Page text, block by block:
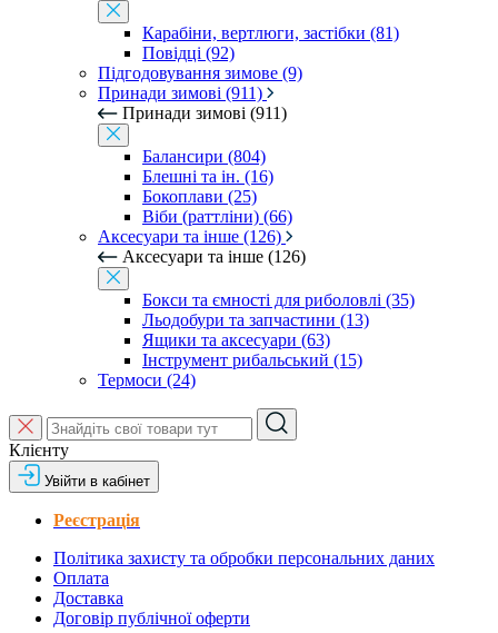
Карабіни, вертлюги, застібки (81)
Повідці (92)
Підгодовування зимове (9)
Принади зимові (911)
Принади зимові (911)
Балансири (804)
Блешні та ін. (16)
Бокоплави (25)
Віби (раттліни) (66)
Аксесуари та інше (126)
Аксесуари та інше (126)
Бокси та ємності для риболовлі (35)
Льодобури та запчастини (13)
Ящики та аксесуари (63)
Інструмент рибальський (15)
Термоси (24)
Клієнту
Увійти в кабінет
Реєстрація
Політика захисту та обробки персональних даних
Оплата
Доставка
Договір публічної оферти